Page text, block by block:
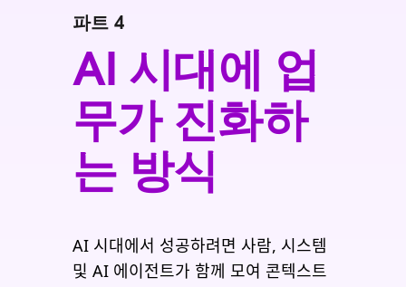
파트 4
AI 시대에 업
무가 진화하
는 방식
AI 시대에서 성공하려면 사람, 시스템
및 AI 에이전트가 함께 모여 콘텍스트